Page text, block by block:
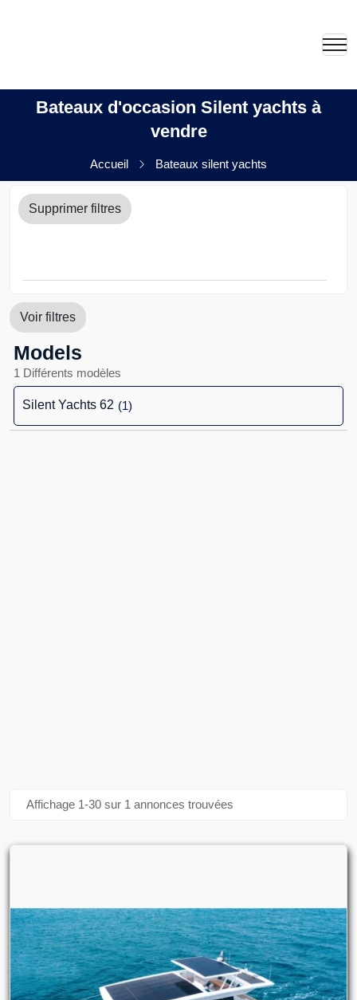
Bateaux d'occasion Silent yachts à
vendre
Accueil Bateaux silent yachts
Supprimer filtres
Voir filtres
Models
1 Différents modèles
Silent Yachts 62 (1)
Affichage 1-30 sur 1 annonces trouvées